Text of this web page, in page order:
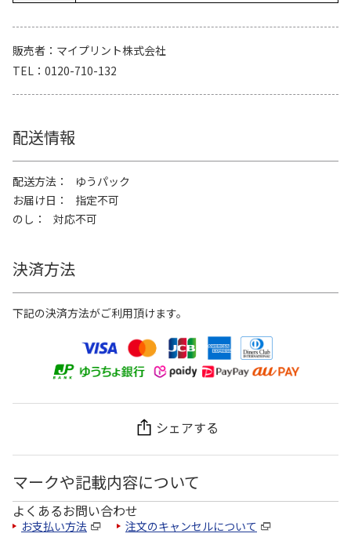
販売者
マイプリント株式会社
TEL
0120-710-132
配送情報
配送方法
ゆうパック
お届け日
指定不可
のし
対応不可
決済方法
下記の決済方法がご利用頂けます。
シェアする
マークや記載内容について
よくあるお問い合わせ
お支払い方法 注文のキャンセルについて